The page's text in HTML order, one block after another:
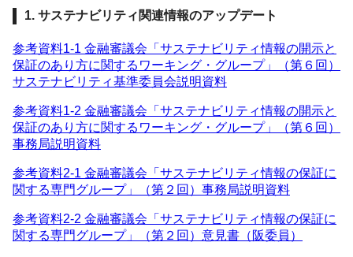
1. サステナビリティ関連情報のアップデート
参考資料1-1 金融審議会「サステナビリティ情報の開示と
保証のあり方に関するワーキング・グループ」（第６回）
サステナビリティ基準委員会説明資料
参考資料1-2 金融審議会「サステナビリティ情報の開示と
保証のあり方に関するワーキング・グループ」（第６回）
事務局説明資料
参考資料2-1 金融審議会「サステナビリティ情報の保証に
関する専門グループ」（第２回）事務局説明資料
参考資料2-2 金融審議会「サステナビリティ情報の保証に
関する専門グループ」（第２回）意見書（阪委員）